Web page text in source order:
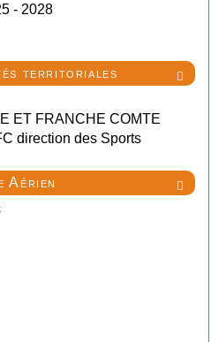
- 2028

territoriales
ET FRANCHE COMTE
direction des Sports

Aérien